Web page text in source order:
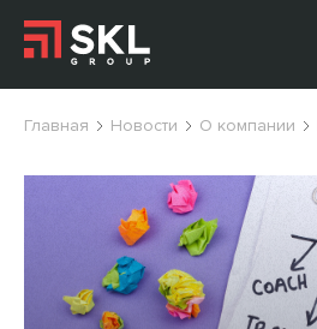
Главная Новости О компании